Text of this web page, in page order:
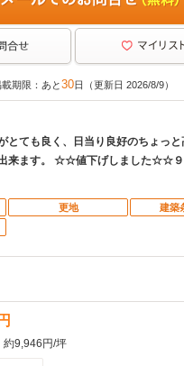
期限：あと30日（更新日 2026/8/9）
とても良く、日当り良好のちょっと
来ます。 ☆☆値下げしました☆☆
更地
建築
円
約9,946円/坪